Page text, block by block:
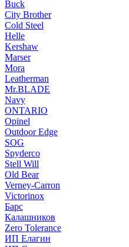
Buck
City Brother
Cold Steel
Helle
Kershaw
Marser
Mora
Leatherman
Mr.BLADE
Navy
ONTARIO
Opinel
Outdoor Edge
SOG
Spyderco
Stell Will
Old Bear
Verney-Carron
Victorinox
Барс
Калашников
Zero Tolerance
ИП Елагин